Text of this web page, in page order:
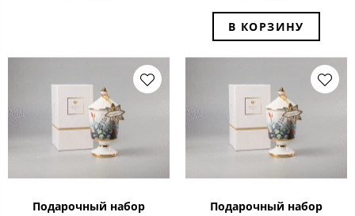
В КОРЗИНУ
Подарочный набор Подарочный набор